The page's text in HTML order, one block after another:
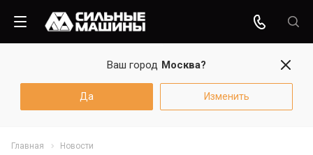
Ваш город Москва?
Да Изменить
Главная Новости